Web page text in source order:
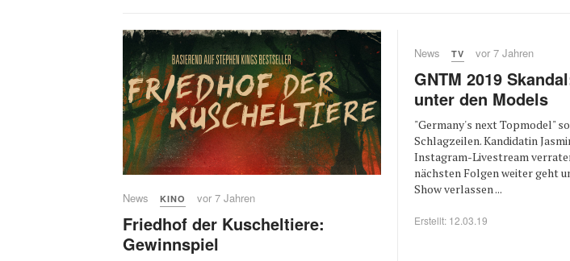
News KINO vor 7 Jahren
Friedhof der Kuscheltiere:
Gewinnspiel
News TV vor 7 Jahren
GNTM 2019
unter den Models
"Germany's next Topmodel"
Schlagzeilen. Kandidatin
Instagram-Livestream
nächsten Folgen weiter geht
Show verlassen ...
Erstellt: 12.03.19